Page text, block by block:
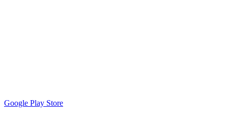
Google Play Store